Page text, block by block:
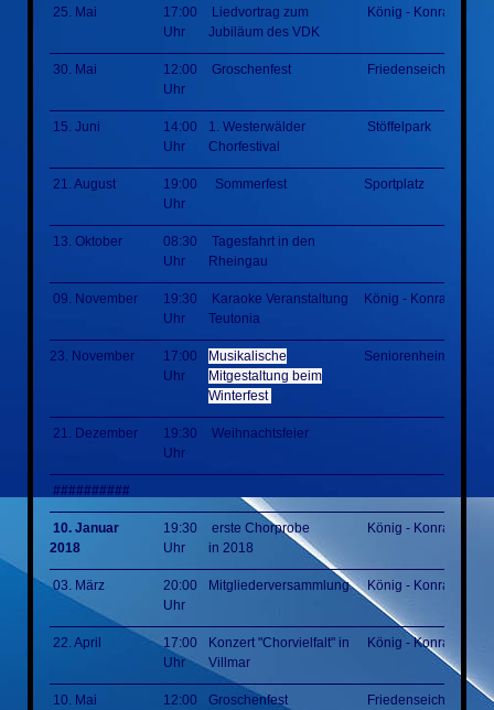
25. Mai
17:00
Uhr
Liedvortrag zum
Jubiläum des VDK
König - Konrad -
30. Mai
12:00
Uhr
Groschenfest Friedenseiche
15. Juni
14:00
Uhr
1. Westerwälder
Chorfestival
Stöffelpark
21. August
19:00
Uhr
Sommerfest Sportplatz
13. Oktober
08:30
Uhr
Tagesfahrt in den
Rheingau
09. November
19:30
Uhr
Karaoke Veranstaltung
Teutonia
König - Konrad -
23. November
17:00
Uhr
Musikalische
Mitgestaltung beim
Winterfest
Seniorenheim
21. Dezember
19:30
Uhr
Weihnachtsfeier
##########
10. Januar
2018
19:30
Uhr
erste Chorprobe
in 2018
König - Konrad -
03. März
20:00
Uhr
Mitgliederversammlung König - Konrad -
22. April
17:00
Uhr
Konzert "Chorvielfalt" in
Villmar
König - Konrad -
10. Mai
12:00
Groschenfest Friedenseiche